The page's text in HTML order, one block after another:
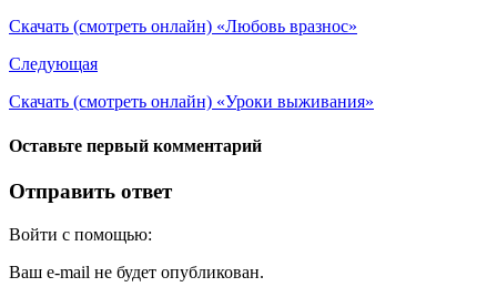
Скачать (смотреть онлайн) «Любовь вразнос»
Следующая
Скачать (смотреть онлайн) «Уроки выживания»
Оставьте первый комментарий
Отправить ответ
Войти с помощью:
Ваш e-mail не будет опубликован.